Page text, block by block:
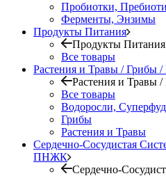
Пробиотки,
Ферменты, Энзимы
Продукты Питания
Продукты Питания
Все товары
Растения и Травы / Грибы /
Растения и Травы
Все товары
Водоросли,
Грибы
Растения и Травы
Сердечно-Сосудистая
ПНЖК
Сердечно-